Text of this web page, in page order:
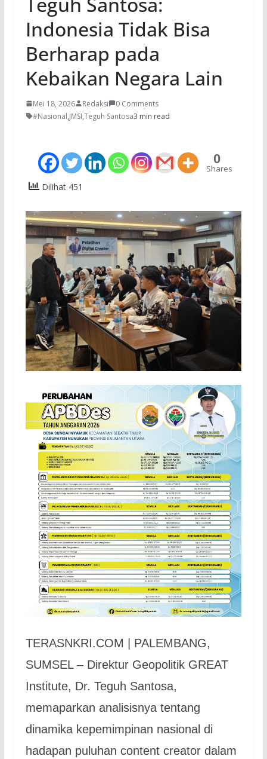
Indonesia Tidak Bisa
Berharap pada
Kebaikan Negara Lain
Mei 18, 2026 Redaksi
0 Comments
#Nasional,JMSI,Teguh Santosa3 min read
0
Shares
Dilihat 451
TERASNKRI.COM | PALEMBANG,
SUMSEL – Direktur Geopolitik GREAT
Institute, Dr. Teguh Santosa,
memaparkan analisisnya tentang
dinamika kepemimpinan nasional di
hadapan puluhan content creator dalam